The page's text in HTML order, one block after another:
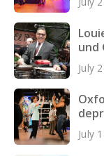
und
July
July